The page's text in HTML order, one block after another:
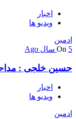
اخبار
ویدیو ها
ادمین
On 5 سال Ago
حسین خلجی :
اخبار
ویدیو ها
ادمین